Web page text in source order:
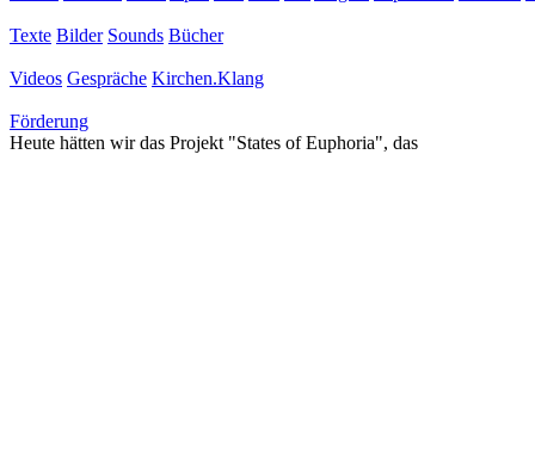
Texte Bilder Sounds Bücher
Videos Gespräche Kirchen.Klang
Förderung
Heute hätten wir das Projekt "States of Euphoria", das